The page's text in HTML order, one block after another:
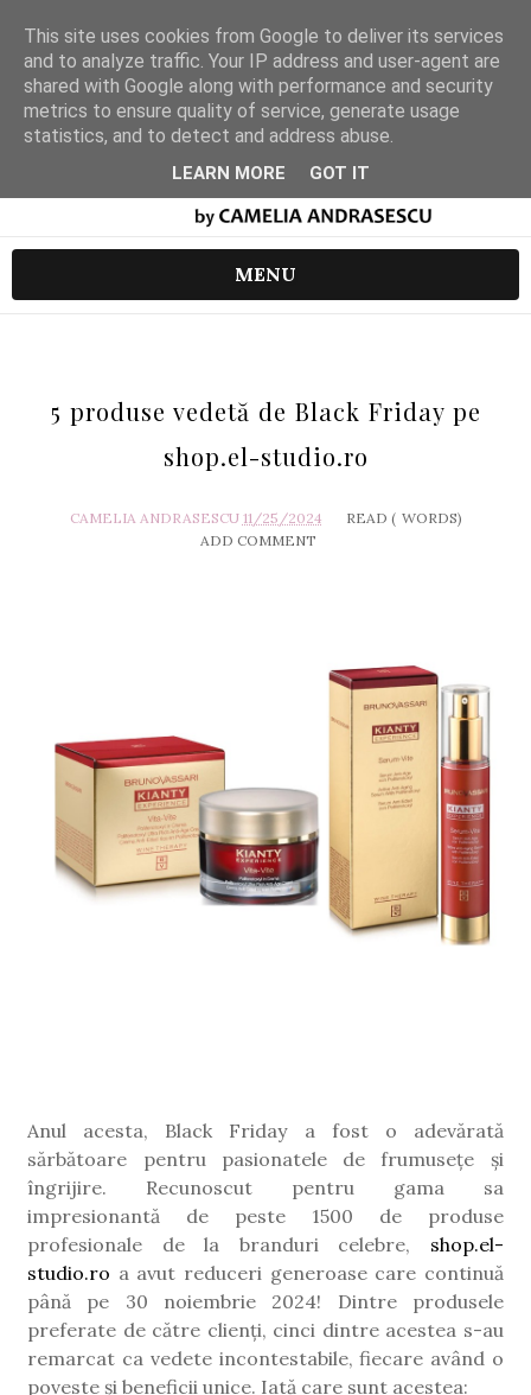
MENU
5 produse vedetă de Black Friday pe
shop.el-studio.ro
CAMELIA ANDRASESCU 11/25/2024 READ ( WORDS)
ADD COMMENT
Anul acesta, Black Friday a fost o adevărată
sărbătoare pentru pasionatele de frumusețe și
îngrijire. Recunoscut pentru gama sa
impresionantă de peste 1500 de produse
profesionale de la branduri celebre, shop.el-
studio.ro a avut reduceri generoase care continuă
până pe 30 noiembrie 2024! Dintre produsele
preferate de către clienți, cinci dintre acestea s-au
remarcat ca vedete incontestabile, fiecare având o
poveste și beneficii unice. Iată care sunt acestea:
This site uses cookies from Google to deliver its services
and to analyze traffic. Your IP address and user-agent are
shared with Google along with performance and security
metrics to ensure quality of service, generate usage
statistics, and to detect and address abuse.
LEARN MORE GOT IT